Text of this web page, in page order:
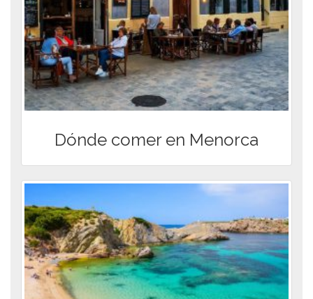
Dónde comer en Menorca